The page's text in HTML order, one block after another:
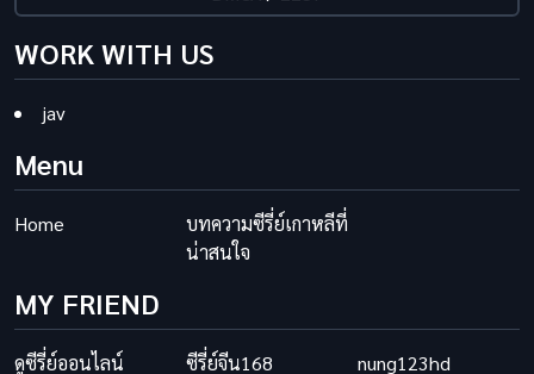
WORK WITH US
jav
Menu
Home
บทความซีรี่ย์เกาหลีที่
น่าสนใจ
MY FRIEND
ดูซีรี่ย์ออนไลน์ ซีรี่ย์จีน168 nung123hd